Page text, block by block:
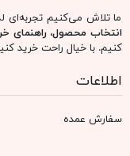
ما تلاش می‌کنیم تجربه‌ای
انتخاب محصول، راهنمای
کنیم. با خیال راحت خرید
اطلاعات
سفارش عمده